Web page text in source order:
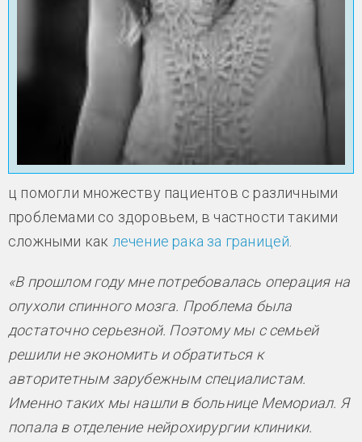
ц помогли множеству пациентов с различными
проблемами со здоровьем, в частности такими
сложными как лечение рака за границей.
«В прошлом году мне потребовалась операция на
опухоли спинного мозга. Проблема была
достаточно серьезной. Поэтому мы с семьей
решили не экономить и обратиться к
авторитетным зарубежным специалистам.
Именно таких мы нашли в больнице Мемориал. Я
попала в отделение нейрохирургии клиники.